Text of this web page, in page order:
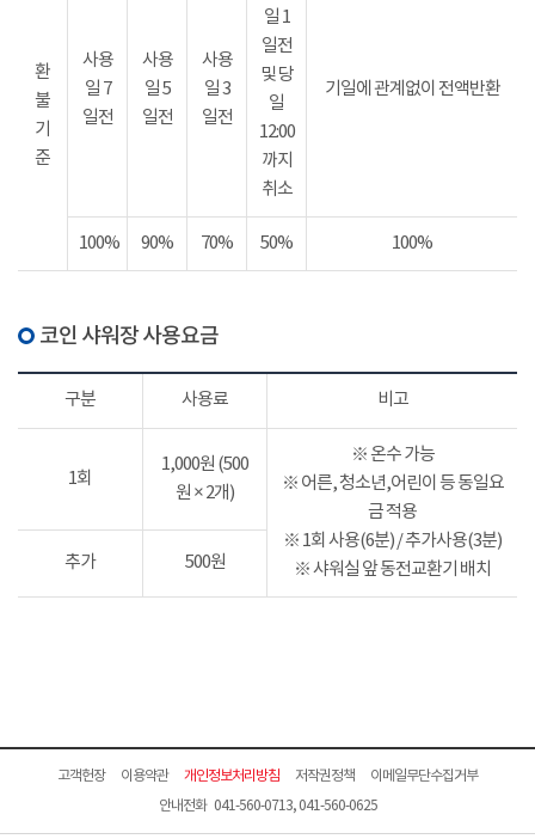
환
불
기
준
사용
일 7
일전
사용
일 5
일전
사용
일 3
일전
일 1
일전
및 당
일
12:00
까지
취소
기일에 관계없이 전액반환
100% 90% 70% 50% 100%
코인 샤워장 사용요금
구분 사용료 비고
1회
1,000원 (500
원 × 2개)
※ 온수 가능
※ 어른, 청소년,어린이 등 동일요
금 적용
※ 1회 사용(6분) / 추가사용(3분)
※ 샤워실 앞 동전교환기 배치
추가 500원
고객헌장 이용약관 개인정보처리방침 저작권정책
이메일무단수집거부
안내전화 041-560-0713, 041-560-0625